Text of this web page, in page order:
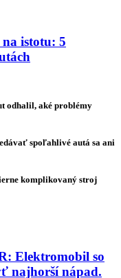
istotu: 5
odhalil, aké problémy
spoľahlivé autá sa ani
komplikovaný stroj
Elektromobil so
najhorší nápad.